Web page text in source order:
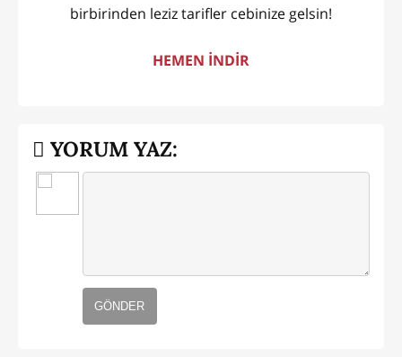
birbirinden leziz tarifler cebinize gelsin!
HEMEN İNDİR
YORUM YAZ:
GÖNDER